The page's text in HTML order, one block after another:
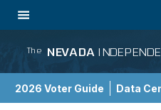
The NEVADA
2026 Voter Guide Data